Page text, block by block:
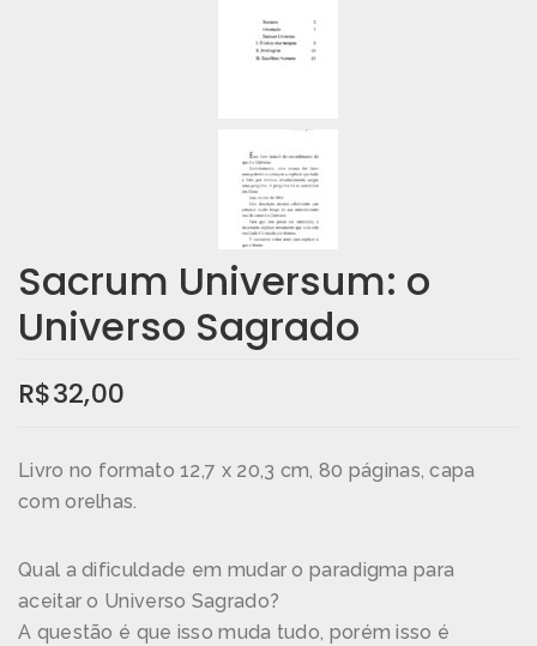
Sacrum Universum: o
Universo Sagrado
R$32,00
Livro no formato 12,7 x 20,3 cm, 80 páginas, capa
com orelhas.
Qual a dificuldade em mudar o paradigma para
aceitar o Universo Sagrado?
A questão é que isso muda tudo, porém isso é